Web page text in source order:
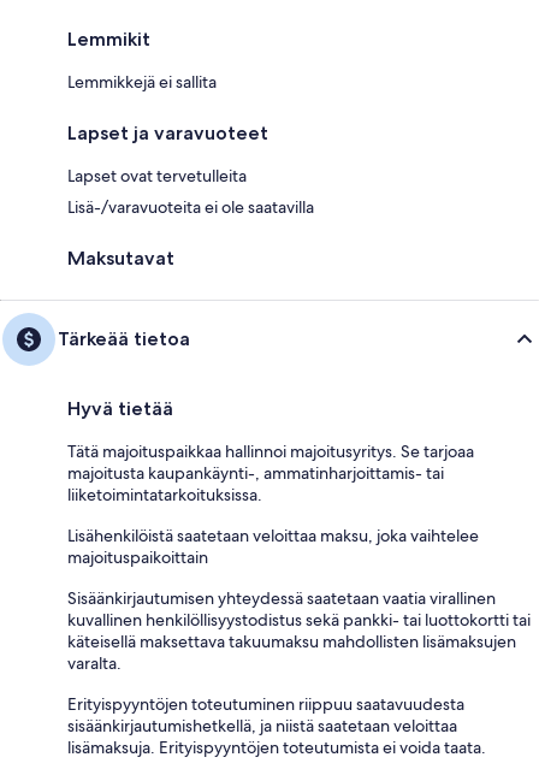
Lemmikit
Lemmikkejä ei sallita
Lapset ja varavuoteet
Lapset ovat tervetulleita
Lisä-/varavuoteita ei ole saatavilla
Maksutavat
Tärkeää tietoa
Hyvä tietää
Tätä majoituspaikkaa hallinnoi majoitusyritys. Se tarjoaa
majoitusta kaupankäynti-, ammatinharjoittamis- tai
liiketoimintatarkoituksissa.
Lisähenkilöistä saatetaan veloittaa maksu, joka vaihtelee
majoituspaikoittain
Sisäänkirjautumisen yhteydessä saatetaan vaatia virallinen
kuvallinen henkilöllisyystodistus sekä pankki- tai luottokortti tai
käteisellä maksettava takuumaksu mahdollisten lisämaksujen
varalta.
Erityispyyntöjen toteutuminen riippuu saatavuudesta
sisäänkirjautumishetkellä, ja niistä saatetaan veloittaa
lisämaksuja. Erityispyyntöjen toteutumista ei voida taata.